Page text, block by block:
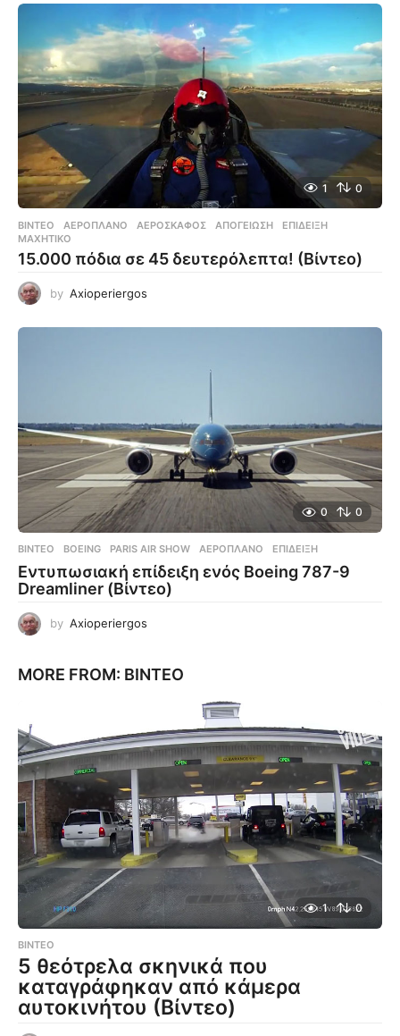
1 0
ΒΊΝΤΕΟ ΑΕΡΟΠΛΆΝΟ ,ΑΕΡΟΣΚΆΦΟΣ ,ΑΠΟΓΕΊΩΣΗ ,ΕΠΊΔΕΙΞΗ
ΜΑΧΗΤΙΚΌ
15.000 πόδια σε 45 δευτερόλεπτα! (Βίντεο)
by Axioperiergos
0 0
ΒΊΝΤΕΟ BOEING ,PARIS AIR SHOW ,ΑΕΡΟΠΛΆΝΟ ,ΕΠΊΔΕΙΞΗ
Εντυπωσιακή επίδειξη ενός Boeing 787-9
Dreamliner (Βίντεο)
by Axioperiergos
MORE FROM: ΒΊΝΤΕΟ
1 0
ΒΊΝΤΕΟ
5 θεότρελα σκηνικά που
καταγράφηκαν από κάμερα
αυτοκινήτου (Βίντεο)